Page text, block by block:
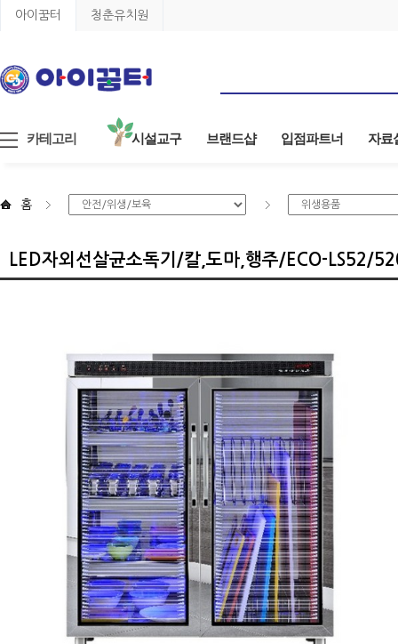
아이꿈터 청춘유치원
카테고리 시설교구 브랜드샵 입점파트너 자료
홈
LED자외선살균소독기/칼,도마,행주/ECO-LS52/